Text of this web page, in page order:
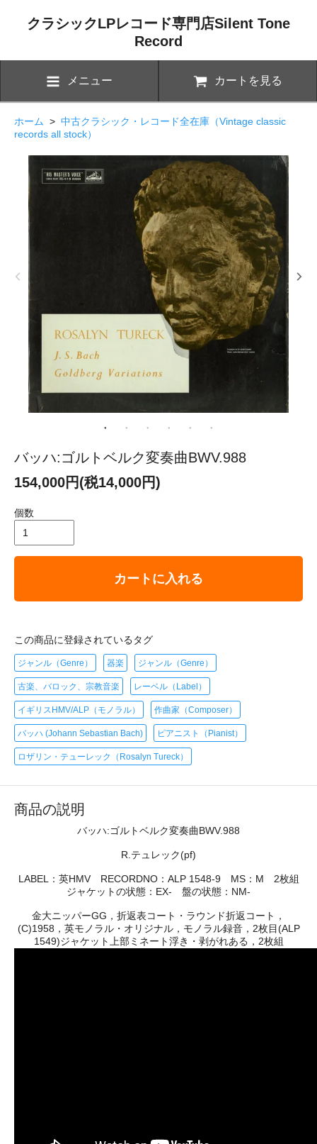
クラシックLPレコード専門店Silent Tone
Record
メニュー カートを見る
ホーム > 中古クラシック・レコード全在庫（Vintage classic
records all stock）
バッハ:ゴルトベルク変奏曲BWV.988
154,000円(税14,000円)
個数
カートに入れる
この商品に登録されているタグ
ジャンル（Genre） 器楽 ジャンル（Genre）
古楽、バロック、宗教音楽 レーベル（Label）
イギリスHMV/ALP（モノラル） 作曲家（Composer）
バッハ (Johann Sebastian Bach) ピアニスト（Pianist）
ロザリン・テューレック（Rosalyn Tureck）
商品の説明
バッハ:ゴルトベルク変奏曲BWV.988
R.テュレック(pf)
LABEL：英HMV RECORDNO：ALP 1548-9 MS：M 2枚組
ジャケットの状態：EX- 盤の状態：NM-
金大ニッパーGG，折返表コート・ラウンド折返コート，
(C)1958，英モノラル・オリジナル，モノラル録音，2枚目(ALP
1549)ジャケット上部ミネート浮き・剥がれある，2枚組